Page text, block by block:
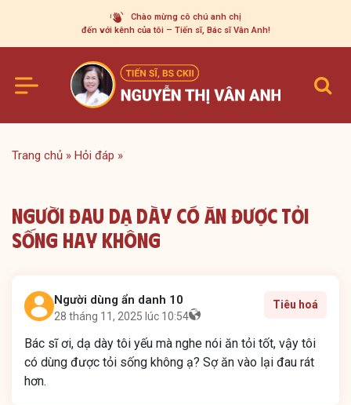
content
Chào mừng cô chú anh chị
đến với kênh của tôi – Tiến sĩ, Bác sĩ Vân Anh!
Trang chủ » Hỏi đáp »
Người Đau Dạ Dày Có Ăn Được Tỏi
Sống Hay Không
Người dùng ẩn danh 10
28 tháng 11, 2025 lúc 10:54
Tiêu hoá
Bác sĩ ơi, dạ dày tôi yếu mà nghe nói ăn tỏi tốt, vậy tôi
có dùng được tỏi sống không ạ? Sợ ăn vào lại đau rát
hơn.